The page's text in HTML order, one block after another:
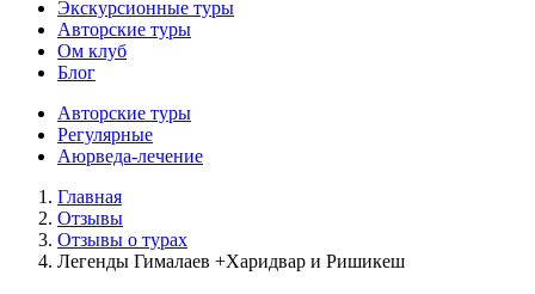
Экскурсионные туры
Авторские туры
Ом клуб
Блог
Авторские туры
Регулярные
Аюрведа-лечение
Главная
Отзывы
Отзывы о турах
Легенды Гималаев +Харидвар и Ришикеш